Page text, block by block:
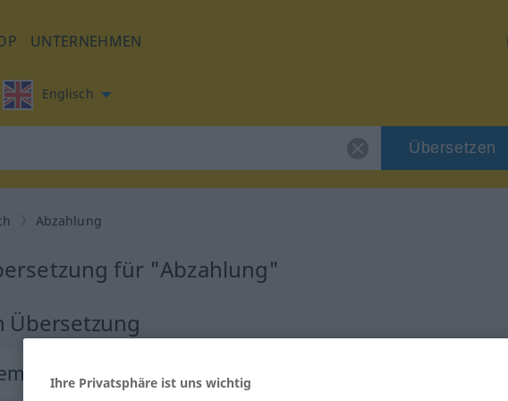
UNTERNEHMEN
Englisch
Übersetzen
Abzahlung
für "Abzahlung"
Übersetzung
Ihre Privatsphäre ist uns wichtig